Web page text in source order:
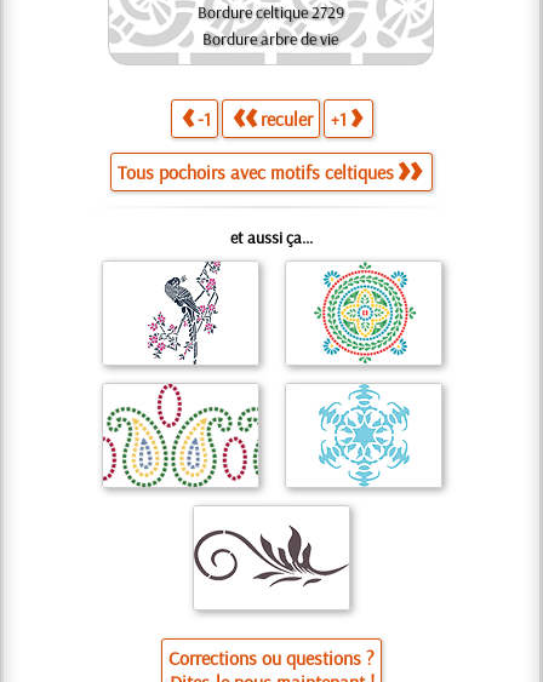
Bordure celtique 2729
Bordure arbre de vie
-1 reculer +1
Tous pochoirs avec motifs celtiques
et aussi ça...
Corrections ou questions ?